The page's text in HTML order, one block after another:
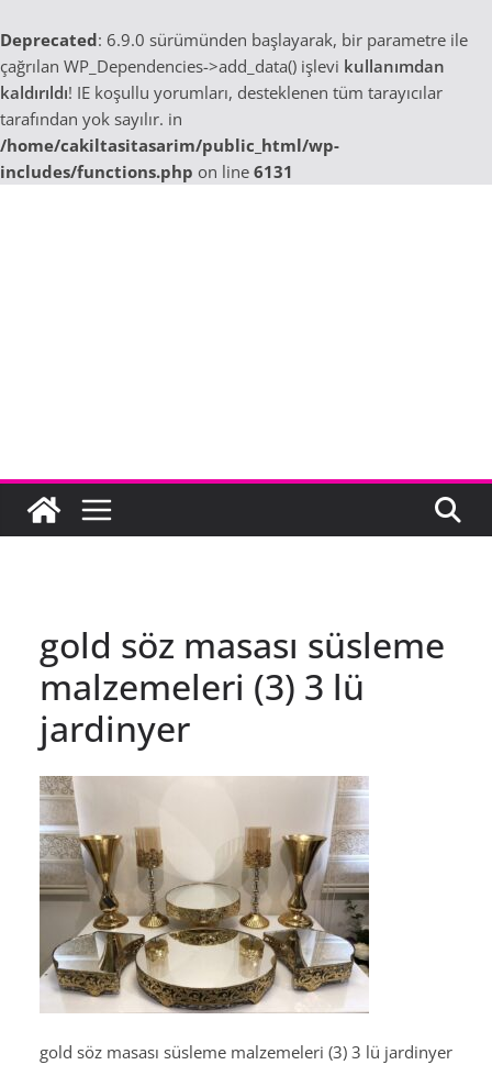
Deprecated: 6.9.0 sürümünden başlayarak, bir parametre ile
çağrılan WP_Dependencies->add_data() işlevi kullanımdan
kaldırıldı! IE koşullu yorumları, desteklenen tüm tarayıcılar
tarafından yok sayılır. in
/home/cakiltasitasarim/public_html/wp-
includes/functions.php on line 6131
gold söz masası süsleme
malzemeleri (3) 3 lü
jardinyer
gold söz masası süsleme malzemeleri (3) 3 lü jardinyer